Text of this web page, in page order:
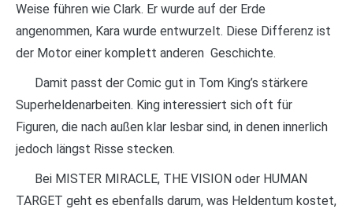
Weise führen wie Clark. Er wurde auf der Erde
angenommen, Kara wurde entwurzelt. Diese Differenz ist
der Motor einer komplett anderen Geschichte.
Damit passt der Comic gut in Tom King’s stärkere
Superheldenarbeiten. King interessiert sich oft für
Figuren, die nach außen klar lesbar sind, in denen innerlich
jedoch längst Risse stecken.
Bei MISTER MIRACLE, THE VISION oder HUMAN
TARGET geht es ebenfalls darum, was Heldentum kostet,